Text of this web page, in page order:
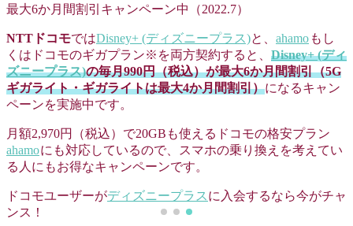
最大6か月間割引キャンペーン中（2022.7）
NTTドコモではDisney+ (ディズニープラス)と、 ahamo もし
くはドコモのギガプラン※を両方契約すると、 Disney+ (ディ
ズニープラス)の毎月990円（税込）が最大6か月間割引（5G
ギガライト・ギガライトは最大4か月間割引）になるキャン
ペーンを実施中です。
月額2,970円（税込）で20GBも使えるドコモの格安プラン
ahamoにも対応しているので、スマホの乗り換えを考えてい
る人にもお得なキャンペーンです。
ドコモユーザーがディズニープラス に入会するなら今がチャ
ンス！